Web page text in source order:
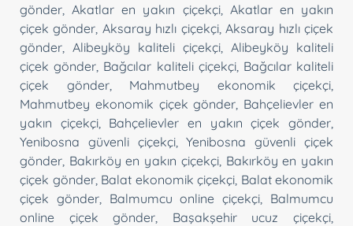
gönder ,Akatlar en yakın çiçekçi, Akatlar en yakın
çiçek gönder Aksaray hızlı çiçekçi,Aksaray hızlı çiçek
gönder
Alibeyköy kaliteli çiçekçi
Alibeyköy kaliteli
çiçek gönder Bağcılar kaliteli çiçekçi, Bağcılar kaliteli
çiçek gönder, Mahmutbey ekonomik çiçekçi
Mahmutbey ekonomik çiçek gönder Bahçelievler en
yakın çiçekçi, Bahçelievler en yakın çiçek gönder
Yenibosna güvenli çiçekçi,Yenibosna güvenli çiçek
gönder Bakırköy en yakın çiçekçi, Bakırköy en yakın
çiçek gönder, Balat ekonomik çiçekçi Balat ekonomik
çiçek gönder, Balmumcu online çiçekçi
Balmumcu
online çiçek gönder
Başakşehir ucuz çiçekçi